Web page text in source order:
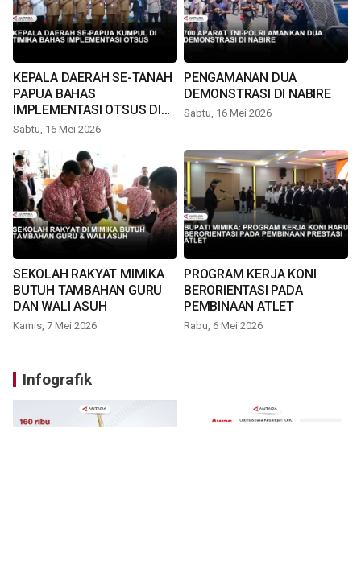
KEPALA DAERAH SE-TANAH
PAPUA BAHAS
IMPLEMENTASI OTSUS DI
TIMIKA
Sabtu, 16 Mei 2026
PENGAMANAN DUA
DEMONSTRASI DI NABIRE
Sabtu, 16 Mei 2026
SEKOLAH RAKYAT MIMIKA
BUTUH TAMBAHAN GURU
DAN WALI ASUH
Kamis, 7 Mei 2026
PROGRAM KERJA KONI
BERORIENTASI PADA
PEMBINAAN ATLET
Rabu, 6 Mei 2026
Infografik